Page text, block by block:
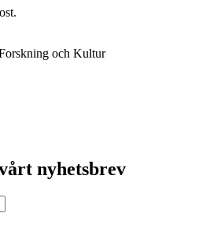
och Kultur
nyhetsbrev